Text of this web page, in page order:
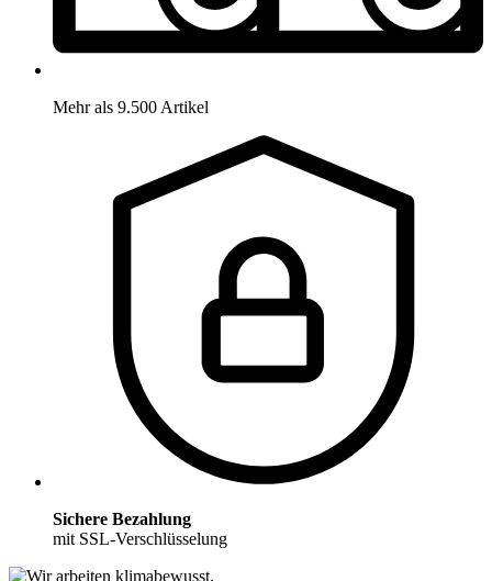
Mehr als 9.500 Artikel
Sichere Bezahlung
mit SSL-Verschlüsselung